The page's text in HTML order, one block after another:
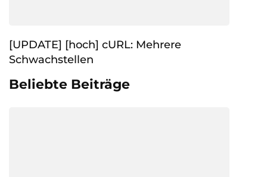
[UPDATE] [hoch] cURL: Mehrere
Schwachstellen
Beliebte Beiträge